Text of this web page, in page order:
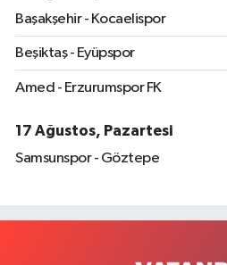
Başakşehir - Kocaelispor
Beşiktaş - Eyüpspor
Amed - Erzurumspor FK
17 Ağustos, Pazartesi
Samsunspor - Göztepe